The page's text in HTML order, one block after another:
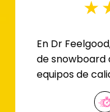
En Dr
de snowboard
equipos de